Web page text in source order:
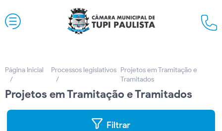
Página Inicial Processos legislativos Projetos em Tramitação e
Tramitados
Projetos em Tramitação e Tramitados
Filtrar